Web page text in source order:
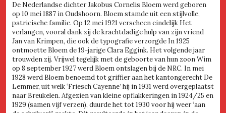
De Nederlandse dichter Jakobus Cornelis Bloem werd geboren
op 10 mei 1887 in Oudshoorn. Bloem stamde uit een stijlvolle,
patricische familie. Op 12 mei 1921 verscheen eindelijk Het
verlangen, vooral dank zij de krachtdadige hulp van zijn vriend
Jan van Krimpen, die ook de typografie verzorgde In 1925
ontmoette Bloem de 19-jarige Clara Eggink. Het volgende jaar
trouwden zij. Vrijwel tegelijk met de geboorte van hun zoon Wim
op 8 september 1927 werd Bloem ontslagen bij de NRC. In mei
1928 werd Bloem benoemd tot griffier aan het kantongerecht De
Lemmer, uit welk ‘Friesch Cayenne’ hij in 1931 werd overgeplaatst
naar Breukelen. Afgezien van kleine opflakkeringen in 1924/25 en
1929 (samen vijf verzen), duurde het tot 1930 voor hij weer ‘aan